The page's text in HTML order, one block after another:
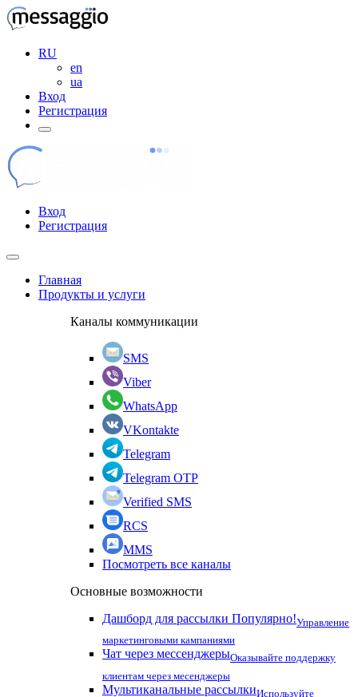
RU
en
ua
Вход
Регистрация
Вход
Регистрация
Главная
Продукты и услуги
Каналы коммуникации
SMS
Viber
WhatsApp
VKontakte
Telegram
Telegram OTP
Verified SMS
RCS
MMS
Посмотреть все каналы
Основные возможности
Дашборд для рассылки Популярно!Управление
маркетинговыми кампаниями
Чат через мессенджерыОказывайте поддержку
клиентам через месенджеры
Мультиканальные рассылкиИспользуйте